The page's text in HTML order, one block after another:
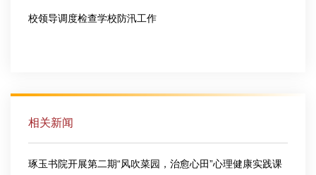
校领导调度检查学校防汛工作
相关新闻
琢玉书院开展第二期“风吹菜园，治愈心田”心理健康实践课